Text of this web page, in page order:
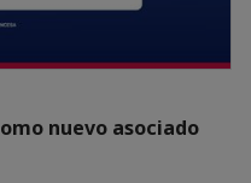
nuevo asociado